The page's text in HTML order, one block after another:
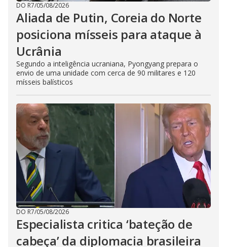
DO R7/05/08/2026
Aliada de Putin, Coreia do Norte
posiciona mísseis para ataque à
Ucrânia
Segundo a inteligência ucraniana, Pyongyang prepara o
envio de uma unidade com cerca de 90 militares e 120
mísseis balísticos
DO R7/05/08/2026
Especialista critica ‘bateção de
cabeça’ da diplomacia brasileira